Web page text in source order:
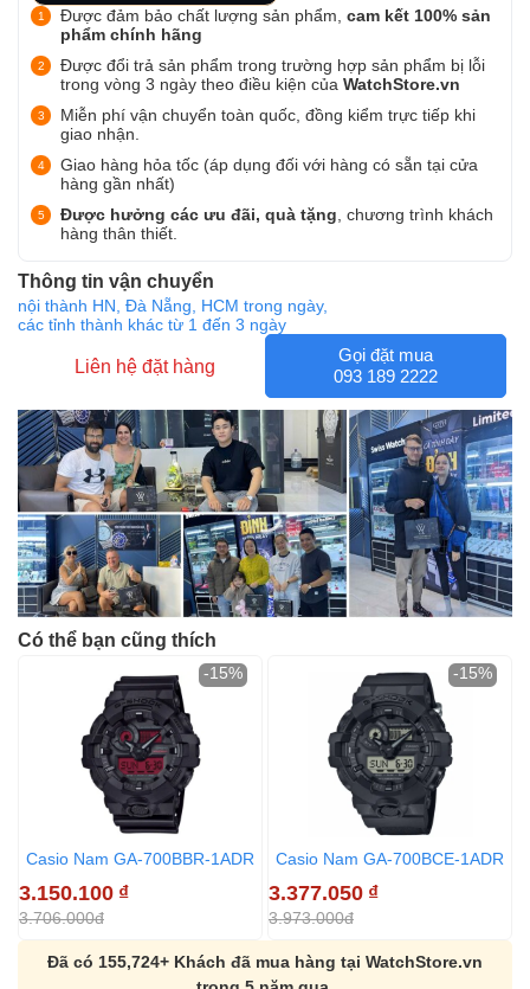
Được đảm bảo chất lượng sản phẩm, cam kết 100% sản
phẩm chính hãng
Được đổi trả sản phẩm trong trường hợp sản phẩm bị lỗi
trong vòng 3 ngày theo điều kiện của WatchStore.vn
Miễn phí vận chuyển toàn quốc, đồng kiểm trực tiếp khi
giao nhận.
Giao hàng hỏa tốc (áp dụng đối với hàng có sẵn tại cửa
hàng gần nhất)
Được hưởng các ưu đãi, quà tặng , chương trình khách
hàng thân thiết.
Thông tin vận chuyển
nội thành HN, Đà Nẵng, HCM trong ngày,
các tỉnh thành khác từ 1 đến 3 ngày
Liên hệ đặt hàng
Gọi đặt mua
093 189 2222
Có thể bạn cũng thích
Casio Nam GA-700BBR-1ADR
3.150.100 ₫
3.706.000đ
-15%
Casio Nam GA-700BCE-1ADR
3.377.050 ₫
3.973.000đ
-15%
Đã có 155,724+ Khách đã mua hàng tại WatchStore.vn